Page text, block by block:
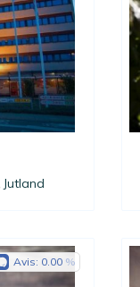
Jutland
Avis: 0.00